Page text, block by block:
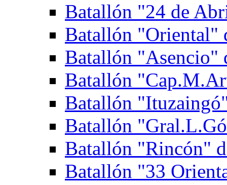
Batallón "24 de
Batallón "Oriental"
Batallón "Asencio"
Batallón
Batallón
Batallón
Batallón "Rincón"
Batallón "33